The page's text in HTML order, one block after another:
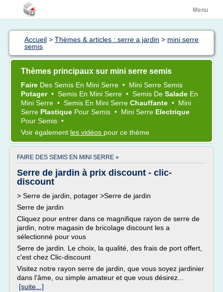
Menu
Accueil > Thèmes & articles : serre a jardin > mini serre
semis
Thèmes principaux sur mini serre semis
Faire Des Semis En Mini Serre • Mini Serre Semis
Potager • Semis En Mini Serre • Semis De Salade En
Mini Serre • Semis En Mini Serre Chauffante • Mini
Serre Plastique Pour Semis • Mini Serre Electrique
Pour Semis •
Voir également les vidéos pour ce thème
FAIRE DES SEMIS EN MINI SERRE »
Serre de jardin à prix discount - clic-
discount
> Serre de jardin, potager >Serre de jardin
Serre de jardin
Cliquez pour entrer dans ce magnifique rayon de serre de
jardin, notre magasin de bricolage discount les a
sélectionné pour vous
Serre de jardin. Le choix, la qualité, des frais de port offert,
c'est chez Clic-discount
Visitez notre rayon serre de jardin, que vous soyez jardinier
dans l'âme, ou simple amateur et que vous désirez...
[suite...]